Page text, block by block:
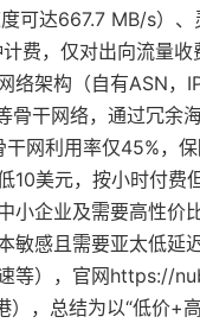
可达667.7 MB/s）、
计费，仅对出向流量
络架构（自有ASN，
骨干网络，通过冗余
网利用率仅45%，
10美元，按小时付费
小企业及需要高性价
敏感且需要亚太低延
等），官网https://
），总结为以“低价+